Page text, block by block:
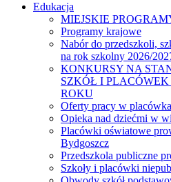
Edukacja
MIEJSKIE
Programy krajowe
Nabór do przedszkoli,
na rok szkolny 2026/
KONKURSY NA
SZKÓŁ I
ROKU
Oferty pracy w
Opieka nad dziećmi w
Placówki oświatowe
Bydgoszcz
Przedszkola publiczne
Szkoły i placówki